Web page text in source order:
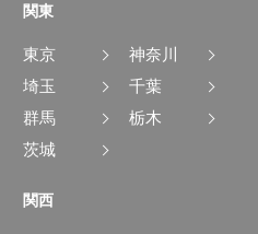
関東
東京
神奈川
埼玉
千葉
群馬
栃木
茨城
関西